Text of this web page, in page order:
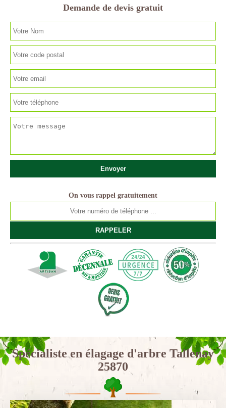
Demande de devis gratuit
On vous rappel gratuitement
Spécialiste en élagage d'arbre Tallenay
25870